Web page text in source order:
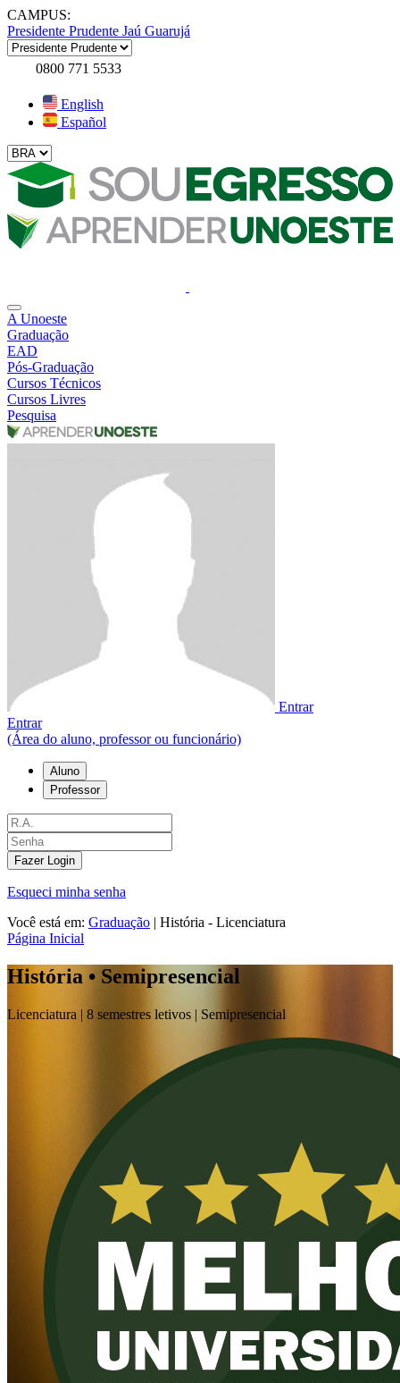
CAMPUS:
Presidente Prudente Jaú Guarujá
0800 771 5533
English
Español
A Unoeste
Graduação
EAD
Pós-Graduação
Cursos Técnicos
Cursos Livres
Pesquisa
Entrar
Entrar
(Área do aluno, professor ou funcionário)
Aluno
Professor
Fazer Login
Esqueci minha senha
Você está em: Graduação | História - Licenciatura
Página Inicial
História • Semipresencial
Licenciatura | 8 semestres letivos | Semipresencial